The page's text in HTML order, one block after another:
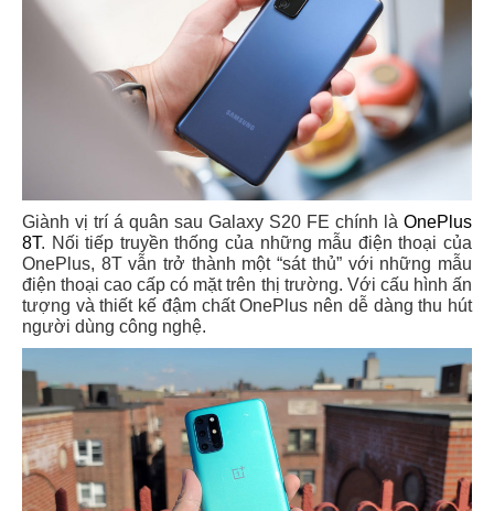
Giành vị trí á quân sau Galaxy S20 FE chính là OnePlus
8T. Nối tiếp truyền thống của những mẫu điện thoại của
OnePlus, 8T vẫn trở thành một “sát thủ” với những mẫu
điện thoại cao cấp có mặt trên thị trường. Với cấu hình ấn
tượng và thiết kế đậm chất OnePlus nên dễ dàng thu hút
người dùng công nghệ.